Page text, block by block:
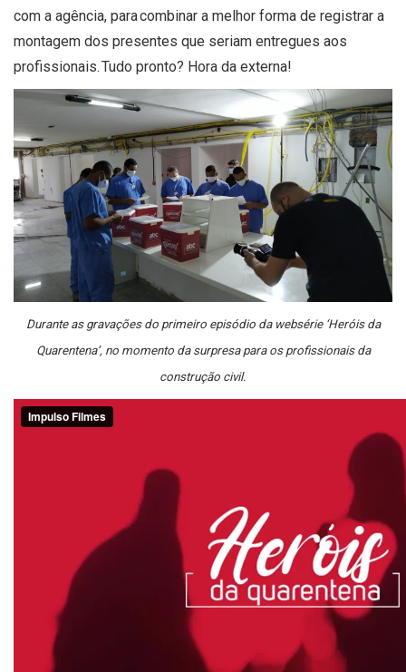
com a agência, para combinar a melhor forma de registrar a
montagem dos presentes que seriam entregues aos
profissionais.Tudo pronto? Hora da externa!
Durante as gravações do primeiro episódio da websérie ‘Heróis da
Quarentena’, no momento da surpresa para os profissionais da
construção civil.